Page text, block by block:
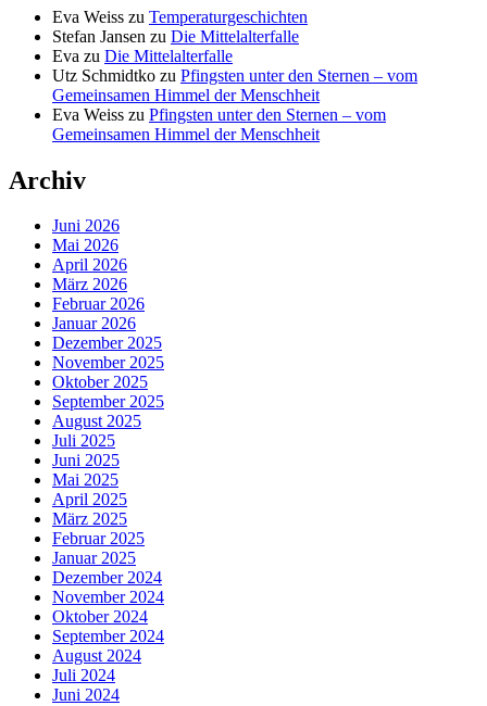
Eva Weiss zu Temperaturgeschichten
Stefan Jansen zu Die Mittelalterfalle
Eva zu Die Mittelalterfalle
Utz Schmidtko zu Pfingsten unter den Sternen – vom
Gemeinsamen Himmel der Menschheit
Eva Weiss zu Pfingsten unter den Sternen – vom
Gemeinsamen Himmel der Menschheit
Archiv
Juni 2026
Mai 2026
April 2026
März 2026
Februar 2026
Januar 2026
Dezember 2025
November 2025
Oktober 2025
September 2025
August 2025
Juli 2025
Juni 2025
Mai 2025
April 2025
März 2025
Februar 2025
Januar 2025
Dezember 2024
November 2024
Oktober 2024
September 2024
August 2024
Juli 2024
Juni 2024